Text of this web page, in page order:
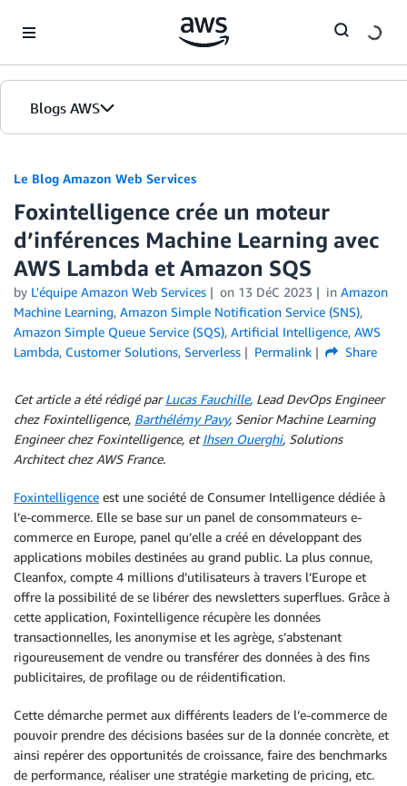
Blogs AWS
Accueil
Éditions
Le Blog Amazon Web Services
Foxintelligence crée un moteur
d’inférences Machine Learning avec
AWS Lambda et Amazon SQS
by L'équipe Amazon Web Services on 13 DéC 2023 in Amazon
Machine Learning, Amazon Simple Notification Service (SNS),
Amazon Simple Queue Service (SQS), Artificial Intelligence, AWS
Lambda, Customer Solutions, Serverless Permalink Share
Cet article a été rédigé parLucas Fauchille, Lead DevOps Engineer
chez Foxintelligence, Barthélémy Pavy, Senior Machine Learning
Engineer chez Foxintelligence, etIhsen Ouerghi, Solutions
Architect chez AWS France.
Foxintelligence est une société de Consumer Intelligence dédiée à
l’e-commerce. Elle se base sur un panel de consommateurs e-
commerce en Europe, panel qu’elle a créé en développant des
applications mobiles destinées au grand public. La plus connue,
Cleanfox, compte 4 millions d’utilisateurs à travers l’Europe et
offre la possibilité de se libérer des newsletters superflues. Grâce à
cette application, Foxintelligence récupère les données
transactionnelles, les anonymise et les agrège, s’abstenant
rigoureusement de vendre ou transférer des données à des fins
publicitaires, de profilage ou de réidentification.
Cette démarche permet aux différents leaders de l’e-commerce de
pouvoir prendre des décisions basées sur de la donnée concrète, et
ainsi repérer des opportunités de croissance, faire des benchmarks
de performance, réaliser une stratégie marketing de pricing, etc.